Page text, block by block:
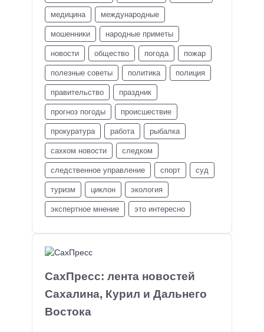
СахПресс: лента новостей
Сахалина, Курил и Дальнего
Востока
медицина международные
мошенники народные приметы
новости общество погода пожар
полезные советы политика полиция
правительство праздник
прогноз погоды происшествие
прокуратура работа рыбалка
сахком новости следком
следственное управление спорт суд
туризм циклон экология
экспертное мнение это интересно